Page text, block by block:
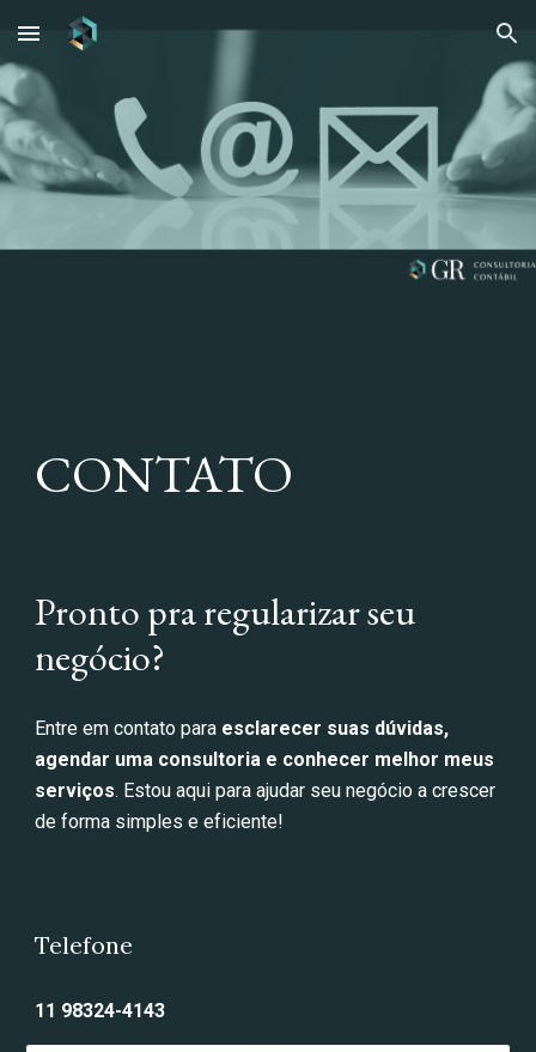
Skip to main content Skip to navigation
CONTATO
Pronto pra regularizar seu
negócio?
Entre em contato para esclarecer suas dúvidas,
agendar uma consultoria e conhecer melhor meus
serviços. Estou aqui para ajudar seu negócio a crescer
de forma simples e eficiente!
Telefone
11 98324-4143